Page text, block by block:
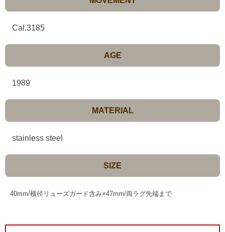
Cal.3185
AGE
1989
MATERIAL
stainless steel
SIZE
40mm/横径リューズガード含み×47mm/両ラグ先端まで